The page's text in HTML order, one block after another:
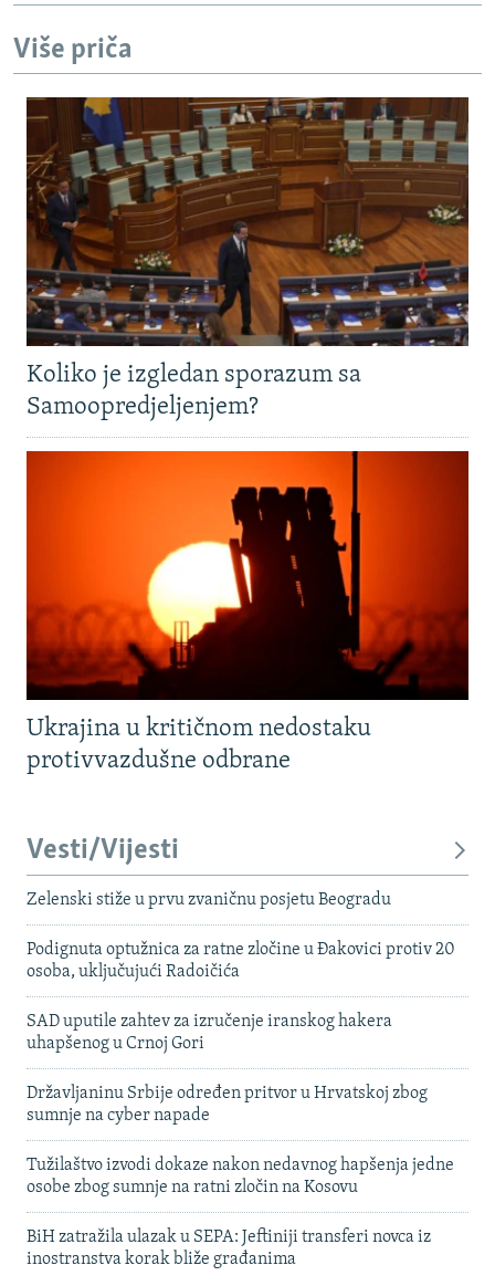
Više priča
Koliko je izgledan sporazum sa
Samoopredjeljenjem?
Ukrajina u kritičnom nedostaku
protivvazdušne odbrane
Vesti/Vijesti
Zelenski stiže u prvu zvaničnu posjetu Beogradu
Podignuta optužnica za ratne zločine u Đakovici protiv 20
osoba, uključujući Radoičića
SAD uputile zahtev za izručenje iranskog hakera
uhapšenog u Crnoj Gori
Državljaninu Srbije određen pritvor u Hrvatskoj zbog
sumnje na cyber napade
Tužilaštvo izvodi dokaze nakon nedavnog hapšenja jedne
osobe zbog sumnje na ratni zločin na Kosovu
BiH zatražila ulazak u SEPA: Jeftiniji transferi novca iz
inostranstva korak bliže građanima